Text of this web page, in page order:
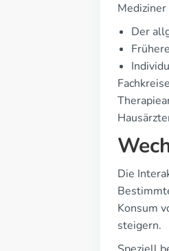
Der
Die
Konsum
steigern.